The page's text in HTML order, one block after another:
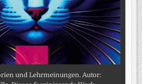
und Lehrmeinungen. Autor: